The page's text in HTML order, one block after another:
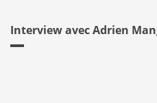
Interview avec Adrien